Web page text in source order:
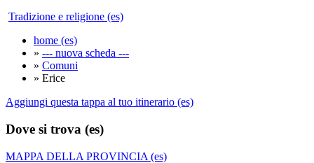
Tradizione e religione (es)
home (es)
» --- nuova scheda ---
» Comuni
» Erice
Aggiungi questa tappa al tuo itinerario (es)
Dove si trova (es)
MAPPA DELLA PROVINCIA (es)